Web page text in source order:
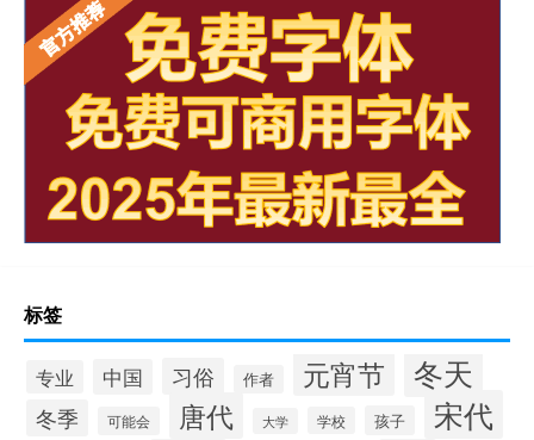
标签
专业 中国 习俗 作者 元宵节 冬天
冬季 可能会 唐代 大学 学校 孩子 宋代